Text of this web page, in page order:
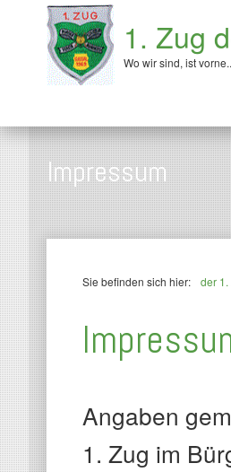
1. Zug
Wo wir sind, ist
Impressum
Sie befinden sich hier: der 1.
Angaben
1. Zug im